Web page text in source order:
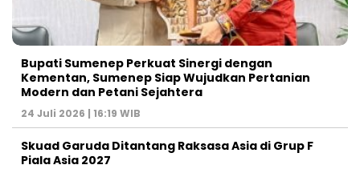
Bupati Sumenep Perkuat Sinergi dengan
Kementan, Sumenep Siap Wujudkan Pertanian
Modern dan Petani Sejahtera
24 Juli 2026 | 16:19 WIB
Skuad Garuda Ditantang Raksasa Asia di Grup F
Piala Asia 2027